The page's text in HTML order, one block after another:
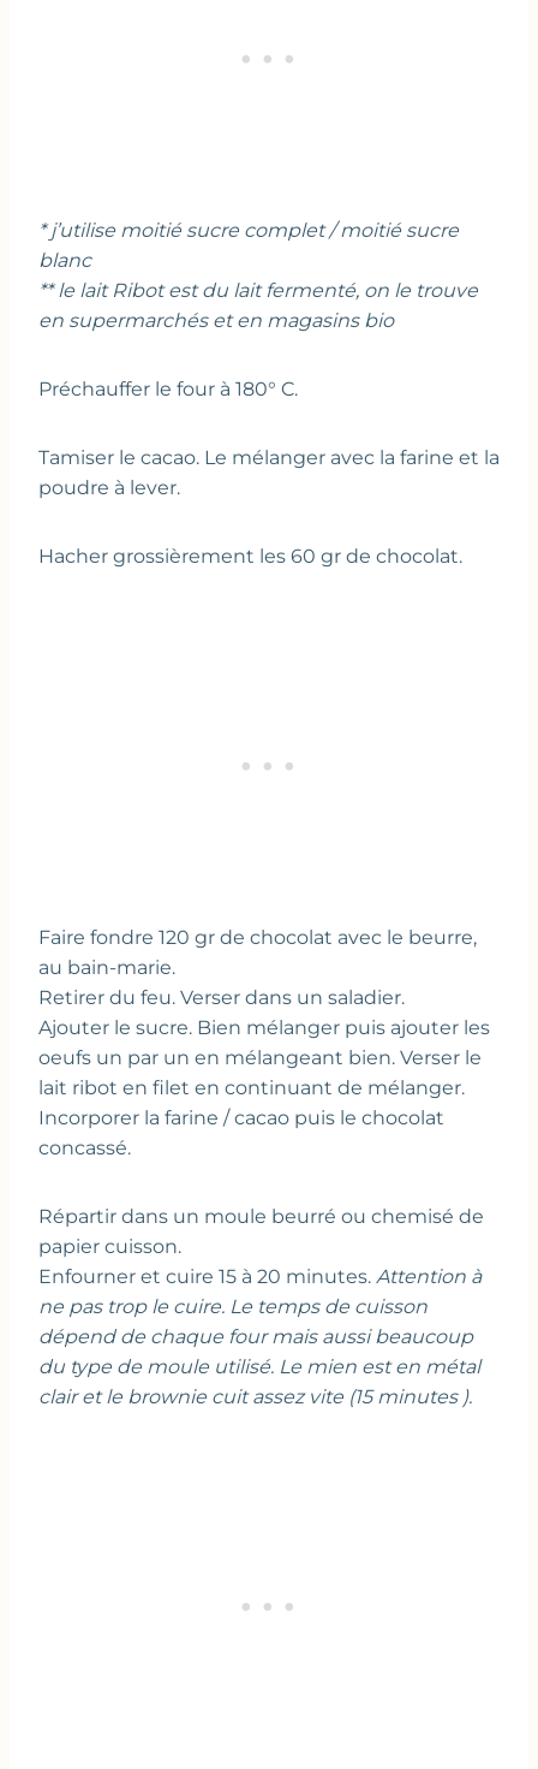
* j’utilise moitié sucre complet / moitié sucre
blanc
** le lait Ribot est du lait fermenté, on le trouve
en supermarchés et en magasins bio
Préchauffer le four à 180° C.
Tamiser le cacao. Le mélanger avec la farine et la
poudre à lever.
Hacher grossièrement les 60 gr de chocolat.
Faire fondre 120 gr de chocolat avec le beurre,
au bain-marie.
Retirer du feu. Verser dans un saladier.
Ajouter le sucre. Bien mélanger puis ajouter les
oeufs un par un en mélangeant bien. Verser le
lait ribot en filet en continuant de mélanger.
Incorporer la farine / cacao puis le chocolat
concassé.
Répartir dans un moule beurré ou chemisé de
papier cuisson.
Enfourner et cuire 15 à 20 minutes. Attention à
ne pas trop le cuire. Le temps de cuisson
dépend de chaque four mais aussi beaucoup
du type de moule utilisé. Le mien est en métal
clair et le brownie cuit assez vite (15 minutes ).